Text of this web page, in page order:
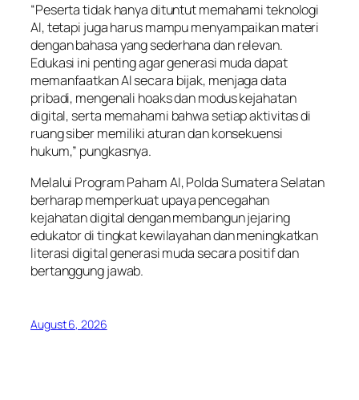
“Peserta tidak hanya dituntut memahami teknologi
AI, tetapi juga harus mampu menyampaikan materi
dengan bahasa yang sederhana dan relevan.
Edukasi ini penting agar generasi muda dapat
memanfaatkan AI secara bijak, menjaga data
pribadi, mengenali hoaks dan modus kejahatan
digital, serta memahami bahwa setiap aktivitas di
ruang siber memiliki aturan dan konsekuensi
hukum,” pungkasnya.
Melalui Program Paham AI, Polda Sumatera Selatan
berharap memperkuat upaya pencegahan
kejahatan digital dengan membangun jejaring
edukator di tingkat kewilayahan dan meningkatkan
literasi digital generasi muda secara positif dan
bertanggung jawab.
August 6, 2026